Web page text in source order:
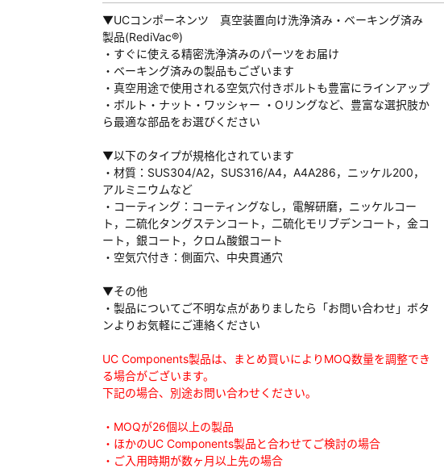
▼UCコンポーネンツ 真空装置向け洗浄済み・ベーキング済み
製品(RediVac®)
・すぐに使える精密洗浄済みのパーツをお届け
・ベーキング済みの製品もございます
・真空用途で使用される空気穴付きボルトも豊富にラインアップ
・ボルト・ナット・ワッシャー ・Oリングなど、豊富な選択肢か
ら最適な部品をお選びください
▼以下のタイプが規格化されています
・材質：SUS304/A2，SUS316/A4，A4A286，ニッケル200，
アルミニウムなど
・コーティング：コーティングなし，電解研磨，ニッケルコー
ト，二硫化タングステンコート，二硫化モリブデンコート，金コ
ート，銀コート，クロム酸銀コート
・空気穴付き：側面穴、中央貫通穴
▼その他
・製品についてご不明な点がありましたら「お問い合わせ」ボタ
ンよりお気軽にご連絡ください
UC Components製品は、まとめ買いによりMOQ数量を調整でき
る場合がございます。
下記の場合、別途お問い合わせください。
・MOQが26個以上の製品
・ほかのUC Components製品と合わせてご検討の場合
・ご入用時期が数ヶ月以上先の場合
ダウンロードする
数日間かかる場合があります。